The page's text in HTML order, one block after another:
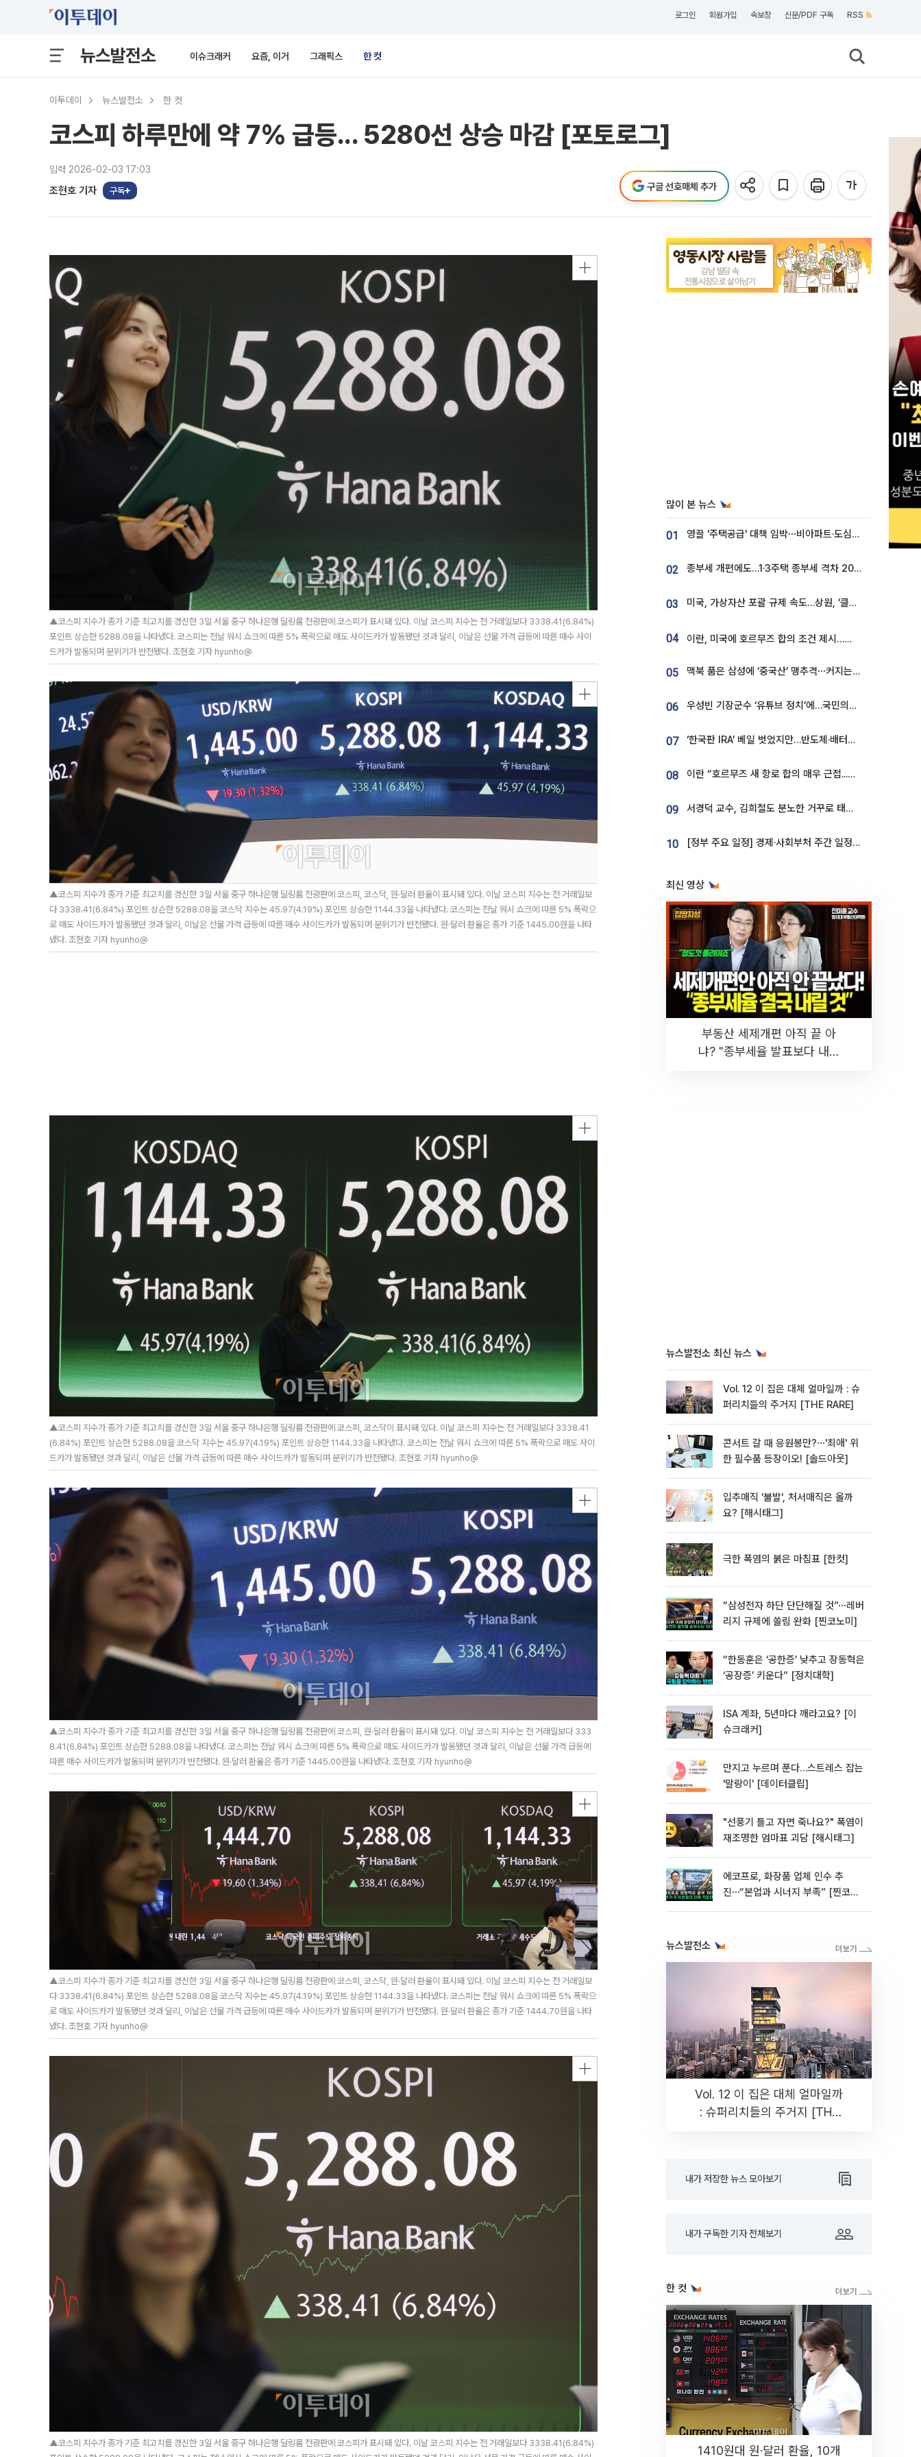
로그인 회원가입 속보창 신문/PDF 구독 RSS
뉴스발전소 이슈크래커 요즘, 이거 그래픽스 한 컷
이투데이 뉴스발전소 한 컷
코스피 하루만에 약 7% 급등... 5280선 상승 마감 [포토로그]
입력 2026-02-03 17:03
조현호 기자 구독 구글 선호매체 추가
▲코스피 지수가 종가 기준 최고치를 경신한 3일 서울 중구 하나은행 딜링룸 전광판에 코스피가 표시돼 있다. 이날 코스피 지수는 전 거래일보다 3338.41(6.84%)
포인트 상슨한 5288.08을 나타냈다. 코스피는 전날 워시 쇼크에 따른 5% 폭락으로 매도 사이드카가 발동됐던 것과 달리, 이날은 선물 가격 급등에 따른 매수 사이
드카가 발동되며 분위기가 반전됐다. 조현호 기자 hyunho@
▲코스피 지수가 종가 기준 최고치를 경신한 3일 서울 중구 하나은행 딜링룸 전광판에 코스피, 코스닥, 원·달러 환율이 표시돼 있다. 이날 코스피 지수는 전 거래일보
다 3338.41(6.84%) 포인트 상슨한 5288.08을 코스닥 지수는 45.97(4.19%) 포인트 상승한 1144.33을 나타냈다. 코스피는 전날 워시 쇼크에 따른 5% 폭락으
로 매도 사이드카가 발동됐던 것과 달리, 이날은 선물 가격 급등에 따른 매수 사이드카가 발동되며 분위기가 반전됐다. 원·달러 환율은 종가 기준 1445.00원을 나타
냈다. 조현호 기자 hyunho@
▲코스피 지수가 종가 기준 최고치를 경신한 3일 서울 중구 하나은행 딜링룸 전광판에 코스피, 코스닥이 표시돼 있다. 이날 코스피 지수는 전 거래일보다 3338.41
(6.84%) 포인트 상슨한 5288.08을 코스닥 지수는 45.97(4.19%) 포인트 상승한 1144.33을 나타냈다. 코스피는 전날 워시 쇼크에 따른 5% 폭락으로 매도 사이
드카가 발동됐던 것과 달리, 이날은 선물 가격 급등에 따른 매수 사이드카가 발동되며 분위기가 반전됐다. 조현호 기자 hyunho@
▲코스피 지수가 종가 기준 최고치를 경신한 3일 서울 중구 하나은행 딜링룸 전광판에 코스피, 원·달러 환율이 표시돼 있다. 이날 코스피 지수는 전 거래일보다 333
8.41(6.84%) 포인트 상슨한 5288.08을 나타냈다. 코스피는 전날 워시 쇼크에 따른 5% 폭락으로 매도 사이드카가 발동됐던 것과 달리, 이날은 선물 가격 급등에
따른 매수 사이드카가 발동되며 분위기가 반전됐다. 원·달러 환율은 종가 기준 1445.00원을 나타냈다. 조현호 기자 hyunho@
▲코스피 지수가 종가 기준 최고치를 경신한 3일 서울 중구 하나은행 딜링룸 전광판에 코스피, 코스닥, 원·달러 환율이 표시돼 있다. 이날 코스피 지수는 전 거래일보
다 3338.41(6.84%) 포인트 상슨한 5288.08을 코스닥 지수는 45.97(4.19%) 포인트 상승한 1144.33을 나타냈다. 코스피는 전날 워시 쇼크에 따른 5% 폭락으
로 매도 사이드카가 발동됐던 것과 달리, 이날은 선물 가격 급등에 따른 매수 사이드카가 발동되며 분위기가 반전됐다. 원·달러 환율은 종가 기준 1444.70원을 나타
냈다. 조현호 기자 hyunho@
▲코스피 지수가 종가 기준 최고치를 경신한 3일 서울 중구 하나은행 딜링룸 전광판에 코스피가 표시돼 있다. 이날 코스피 지수는 전 거래일보다 3338.41(6.84%)
많이 본 뉴스
01 영끌 '주택공급' 대책 임박⋯비아파트·도심복합까지 총동원
02 종부세 개편에도…1·3주택 종부세 격차 2028년부터 확대
03 미국, 가상자산 포괄 규제 속도…상원, ‘클래리티법’ 9월 절차투표 추진
04 이란, 미국에 호르무즈 합의 조건 제시…美 “경기 아직 안 끝나” [종합]
05 맥북 품은 삼성에 ‘중국산’ 맹추격⋯커지는 노트북 OLED 시장
06 우성빈 기장군수 ‘유튜브 정치’에…국민의힘 군의원들 집단 반발
07 ‘한국판 IRA’ 베일 벗었지만…반도체·배터리 업계 “시행령이 관건”
08 이란 “호르무즈 새 항로 합의 매우 근접...미국 배상 먼저”
09 서경덕 교수, 김희철도 분노한 거꾸로 태극기⋯"엉터리는 아냐, 아쉬울 뿐"
10 [정부 주요 일정] 경제·사회부처 주간 일정 (8월 10일 ~ 8월 14일)
최신 영상
부동산 세제개편 아직 끝 아
냐? "종부세율 발표보다 내릴
뉴스발전소 최신 뉴스
Vol. 12 이 집은 대체 얼마일까 : 슈
퍼리치들의 주거지 [THE RARE]
콘서트 갈 때 응원봉만?⋯'최애' 위
한 필수품 등장이오! [솔드아웃]
입추매직 '불발', 처서매직은 올까
요? [해시태그]
극한 폭염의 붉은 마침표 [한컷]
“삼성전자 하단 단단해질 것”⋯레버
리지 규제에 쏠림 완화 [찐코노미]
“한동훈은 ‘공한증’ 낮추고 장동혁은
‘공장증’ 키운다” [정치대학]
ISA 계좌, 5년마다 깨라고요? [이
슈크래커]
만지고 누르며 푼다…스트레스 잡는
'말랑이' [데이터클립]
"선풍기 틀고 자면 죽나요?" 폭염이
재조명한 엄마표 괴담 [해시태그]
에코프로, 화장품 업체 인수 추
진⋯“본업과 시너지 부족” [찐코노
뉴스발전소
Vol. 12 이 집은 대체 얼마일까
: 슈퍼리치들의 주거지 [THE
내가 저장한 뉴스 모아보기
내가 구독한 기자 전체보기
한 컷
1410원대 원·달러 환율, 10개